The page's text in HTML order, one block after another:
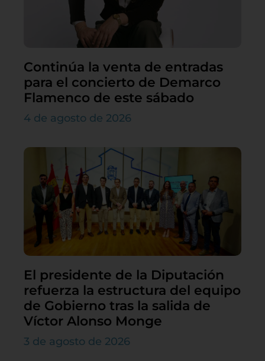
Continúa la venta de entradas
para el concierto de Demarco
Flamenco de este sábado
4 de agosto de 2026
El presidente de la Diputación
refuerza la estructura del equipo
de Gobierno tras la salida de
Víctor Alonso Monge
3 de agosto de 2026